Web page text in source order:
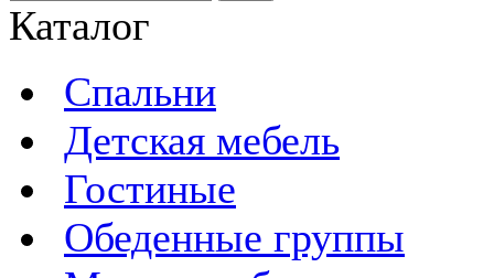
Каталог
Спальни
Детская мебель
Гостиные
Обеденные группы